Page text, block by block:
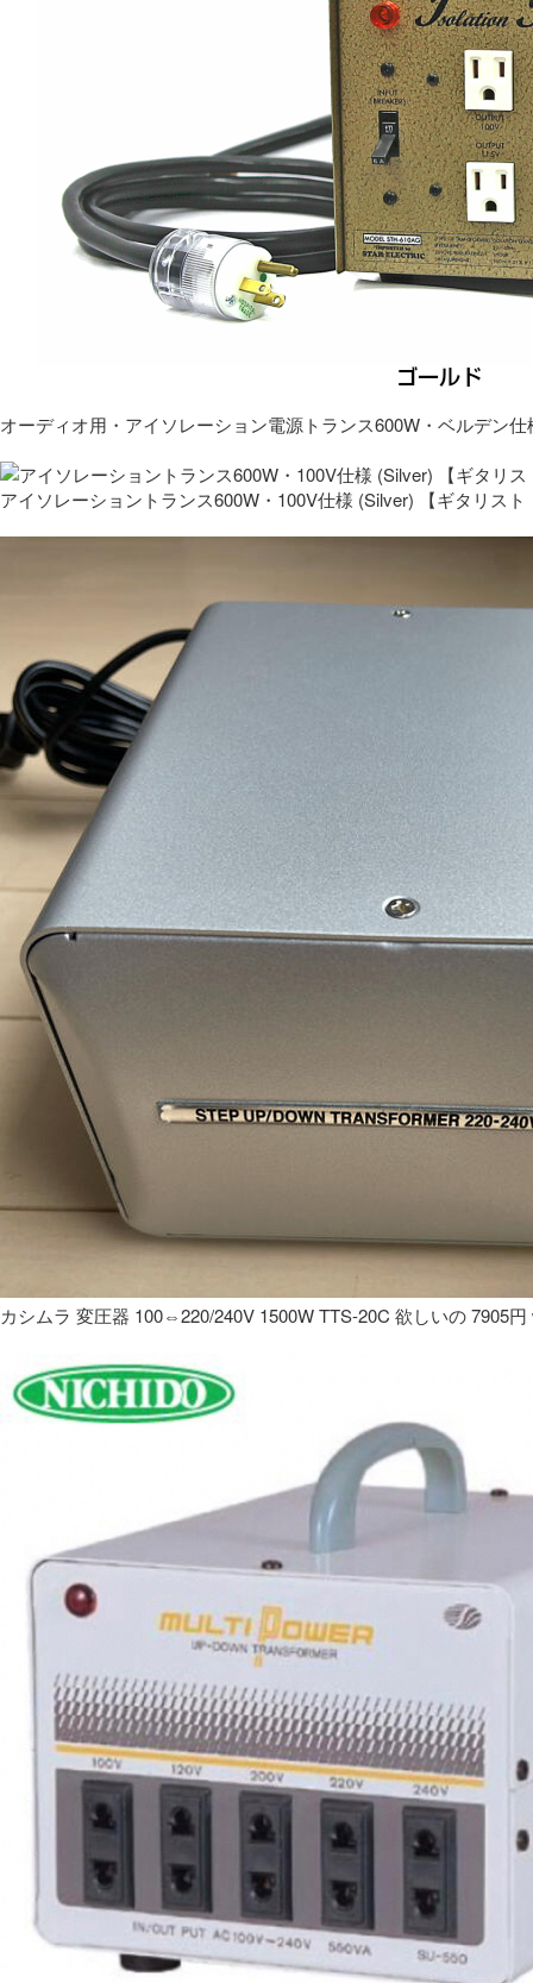
オーディオ用・アイソレーション電源トランス600W・ベルデン仕
アイソレーショントランス600W・100V仕様 (Silver) 【ギタリス
カシムラ 変圧器 100⇔220/240V 1500W TTS-20C 欲しいの 7905円